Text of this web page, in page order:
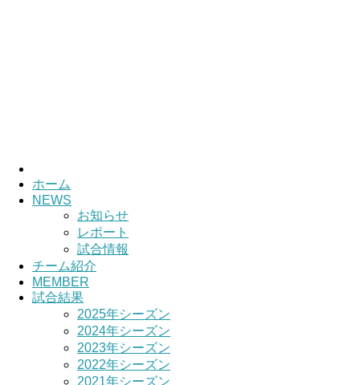
ホーム
NEWS
お知らせ
レポート
試合情報
チーム紹介
MEMBER
試合結果
2025年シーズン
2024年シーズン
2023年シーズン
2022年シーズン
2021年シーズン